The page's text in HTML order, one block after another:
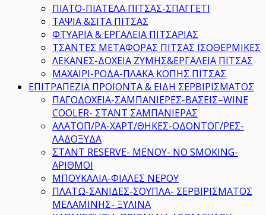
ΠΙΑΤΟ-ΠΙΑΤΕΛΑ ΠΙΤΣΑΣ-ΣΠΑΓΓΕΤΙ
ΤΑΨΙΑ &ΣΙΤΑ ΠΙΤΣΑΣ
ΦΤΥΑΡΙΑ & ΕΡΓΑΛΕΙΑ ΠΙΤΣΑΡΙΑΣ
ΤΣΑΝΤΕΣ ΜΕΤΑΦΟΡΑΣ ΠΙΤΣΑΣ ΙΣΟΘΕΡΜΙΚΕΣ
ΛΕΚΑΝΕΣ-ΔΟΧΕΙΑ ΖΥΜΗΣ&ΕΡΓΑΛΕΙΑ ΠΙΤΣΑΣ
ΜΑΧΑΙΡΙ-ΡΟΔΑ-ΠΛΑΚΑ ΚΟΠΗΣ ΠΙΤΣΑΣ
ΕΠΙΤΡΑΠΕΖΙΑ ΠΡΟΙΟΝΤΑ & ΕΙΔΗ ΣΕΡΒΙΡΙΣΜΑΤΟΣ
ΠΑΓΟΔΟΧΕΙΑ-ΣΑΜΠΑΝΙΕΡΕΣ-ΒΑΣΕΙΣ–WINE
COOLER- ΣΤΑΝΤ ΣΑΜΠΑΝΙΕΡΑΣ
ΑΛΑΤΟΠ/ΡΑ-ΧΑΡΤ/ΘΗΚΕΣ-ΟΔΟΝΤΟΓ/ΡΕΣ-
ΛΑΔΟΞΥΔΑ
ΣΤΑΝΤ RESERVE- ΜΕΝΟΥ- ΝΟ SMOKING-
ΑΡΙΘΜΟΙ
ΜΠΟΥΚΑΛΙΑ-ΦΙΑΛΕΣ ΝΕΡΟΥ
ΠΛΑΤΩ-ΣΑΝΙΔΕΣ-ΣΟΥΠΛΑ- ΣΕΡΒΙΡΙΣΜΑΤΟΣ
ΜΕΛΑΜΙΝΗΣ- ΞΥΛΙΝΑ